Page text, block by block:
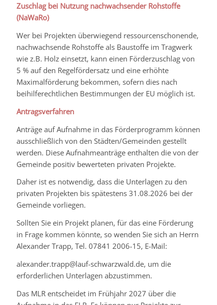
Zuschlag bei Nutzung nachwachsender Rohstoffe
(NaWaRo)
Wer bei Projekten überwiegend ressourcenschonende,
nachwachsende Rohstoffe als Baustoffe im Tragwerk
wie z.B. Holz einsetzt, kann einen Förderzuschlag von
5 % auf den Regelfördersatz und eine erhöhte
Maximalförderung bekommen, sofern dies nach
beihilferechtlichen Bestimmungen der EU möglich ist.
Antragsverfahren
Anträge auf Aufnahme in das Förderprogramm können
ausschließlich von den Städten/Gemeinden gestellt
werden. Diese Aufnahmeanträge enthalten die von der
Gemeinde positiv bewerteten privaten Projekte.
Daher ist es notwendig, dass die Unterlagen zu den
privaten Projekten bis spätestens 31.08.2026 bei der
Gemeinde vorliegen.
Sollten Sie ein Projekt planen, für das eine Förderung
in Frage kommen könnte, so wenden Sie sich an Herrn
Alexander Trapp, Tel. 07841 2006-15, E-Mail:
alexander.trapp@lauf-schwarzwald.de, um die
erforderlichen Unterlagen abzustimmen.
Das MLR entscheidet im Frühjahr 2027 über die